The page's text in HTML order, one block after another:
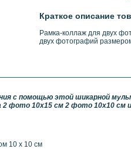
Краткое описание
Рамка-коллаж для двух
двух фотографий
с помощью этой шикарной
2 фото 10х15 см 2 фото 10х10 см
10 х 10 см